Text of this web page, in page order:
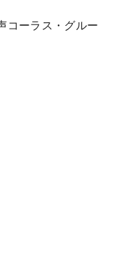
コーラス・グルー